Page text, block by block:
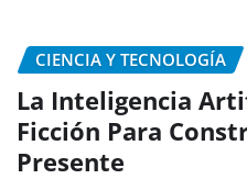
CIENCIA Y TECNOLOGÍA
La Inteligencia
Ficción Para
Presente